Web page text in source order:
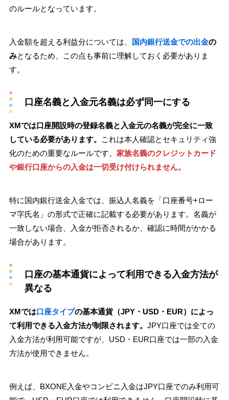
のルールとなっています。
入金額を超える利益分については、 国内銀行送金での出金の
みとなるため、この点も事前に理解しておく必要がありま
す。
口座名義と入金元名義は必ず同一にする
XMでは口座開設時の登録名義と入金元の名義が完全に一致
している必要があります。
これは本人確認とセキュリティ強
化のための重要なルールです。 家族名義のクレジットカード
や銀行口座からの入金は一切受け付けられません。
特に国内銀行送金入金では、振込人名義を「口座番号+ロー
マ字氏名」の形式で正確に記載する必要があります。名義が
一致しない場合、入金が拒否されるか、確認に時間がかかる
場合があります。
口座の基本通貨によって利用できる入金方法が
異なる
XMでは口座タイプの基本通貨（JPY・USD・EUR）によっ
て利用できる入金方法が制限されます。 JPY口座では全ての
入金方法が利用可能ですが、USD・EUR口座では一部の入金
方法が使用できません。
例えば、BXONE入金やコンビニ入金はJPY口座でのみ利用可